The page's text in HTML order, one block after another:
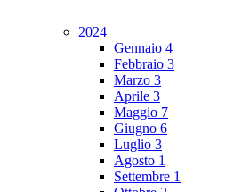
2024
Gennaio 4
Febbraio 3
Marzo 3
Aprile 3
Maggio 7
Giugno 6
Luglio 3
Agosto 1
Settembre 1